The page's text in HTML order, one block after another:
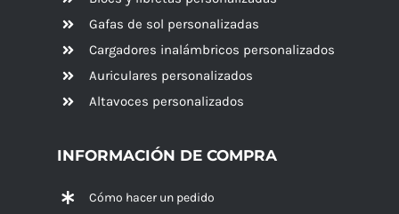
Gafas de sol personalizadas
Cargadores inalámbricos personalizados
Auriculares personalizados
Altavoces personalizados
INFORMACIÓN DE COMPRA
Cómo hacer un pedido